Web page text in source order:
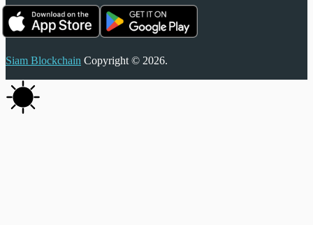
Siam Blockchain Copyright © 2026.